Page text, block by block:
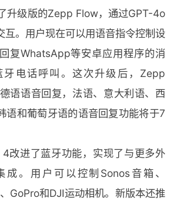
升级版的Zepp Flow，通过GPT-4o
互。用户现在可以用语音指令控制设
复WhatsApp等安卓应用程序的消
牙电话呼叫。这次升级后，Zepp
语语音回复，法语、意大利语、西
语和葡萄牙语的语音回复功能将于7
改进了蓝牙功能，实现了与更多外
成。用户可以控制Sonos音箱、
GoPro和DJI运动相机。新版本还推